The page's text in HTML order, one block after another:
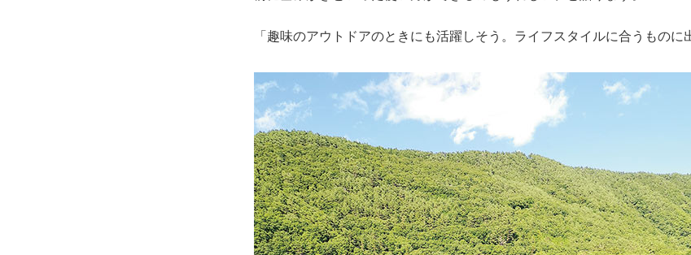
「趣味のアウトドアのときにも活躍しそう。ライフスタイルに合うものに